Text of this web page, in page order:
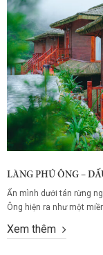
LÀNG PHÚ ÔNG –
Ẩn mình dưới tán rừng
Ông hiện ra như một
bước chân lữ khách. Đây...
Xem thêm